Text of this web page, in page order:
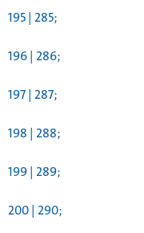
195 | 285;
196 | 286;
197 | 287;
198 | 288;
199 | 289;
200 | 290;